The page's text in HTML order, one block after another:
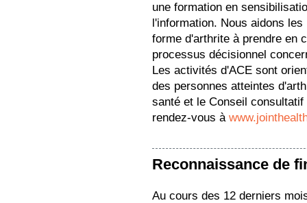
une formation en
l'information. Nous aidons
forme d'arthrite à prendre en
processus décisionnel
Les activités d'ACE sont
des personnes atteintes
santé et le Conseil
rendez-vous à
Reconnaissance de
Au cours des 12 derniers